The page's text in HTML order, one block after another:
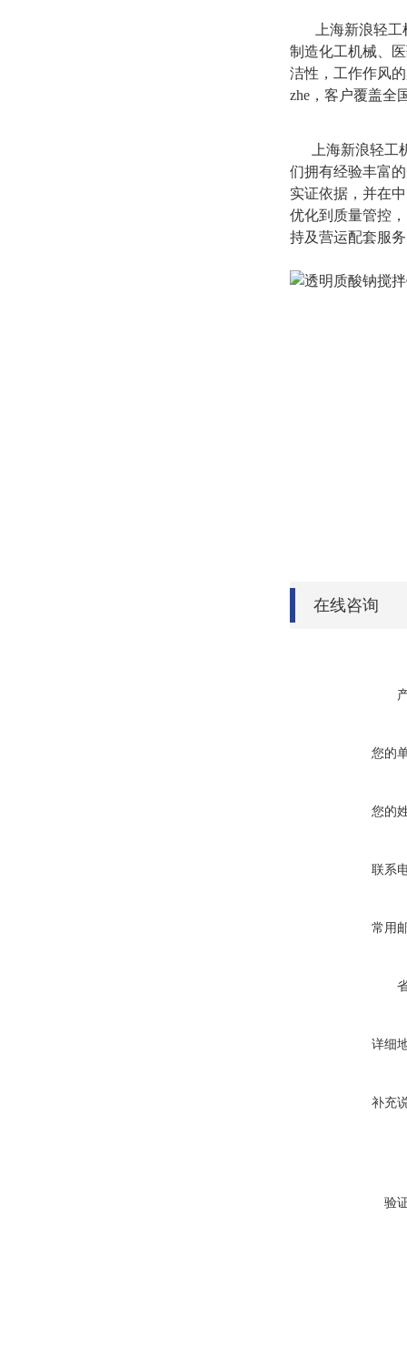
上海新浪轻工机
制造化工机械、
洁性，工作作风
zhe，客户覆盖全
上海新浪轻
们拥有经验丰富
实证依据，并在
优化到质量管控，
持及营运配套服
在线咨询
您的
您的
联系
常用
详细
补充
验